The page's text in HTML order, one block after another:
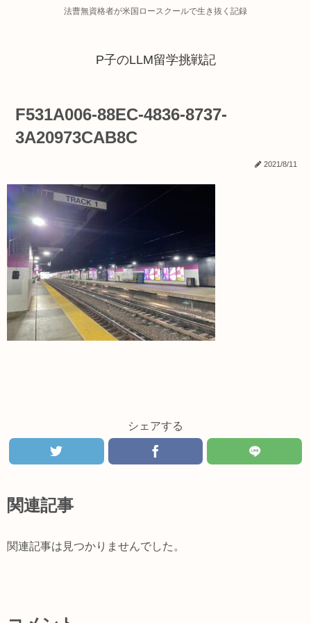
法曹無資格者が米国ロースクールで生き抜く記録
P子のLLM留学挑戦記
F531A006-88EC-4836-8737-
3A20973CAB8C
2021/8/11
シェアする
関連記事
関連記事は見つかりませんでした。